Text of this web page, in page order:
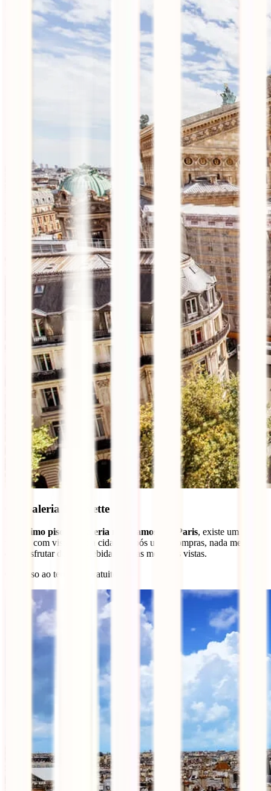
6 – Galeria Lafayette
último piso da Galeria mais famosa de Paris, existe um
terraço com vistas sob a cidade. Após umas compras, nada melhor
que desfrutar de uma bebida, com as melhores vistas.
O acesso ao terraço é gratuito.